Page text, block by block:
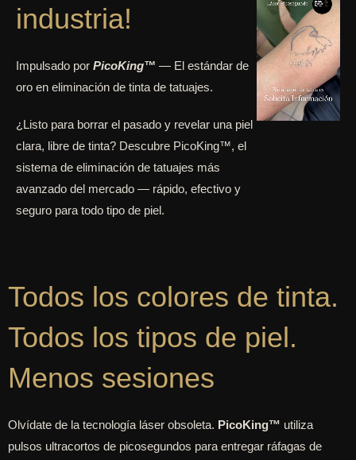
industria!
Impulsado por PicoKing™ — El estándar de
oro en eliminación de tinta de tatuajes.
¿Listo para borrar el pasado y revelar una piel
clara, libre de tinta? Descubre PicoKing™, el
sistema de eliminación de tatuajes más
avanzado del mercado — rápido, efectivo y
seguro para todo tipo de piel.
Todos los colores de tinta.
Todos los tipos de piel.
Menos sesiones
Olvídate de la tecnología láser obsoleta. PicoKing™ utiliza
pulsos ultracortos de picosegundos para entregar ráfagas de